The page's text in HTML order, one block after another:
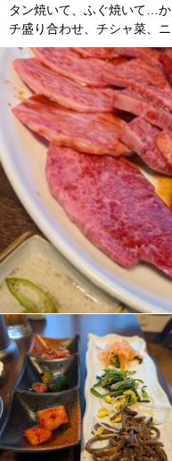
タン焼いて、ふぐ焼いて…
チ盛り合わせ、チシャ菜、